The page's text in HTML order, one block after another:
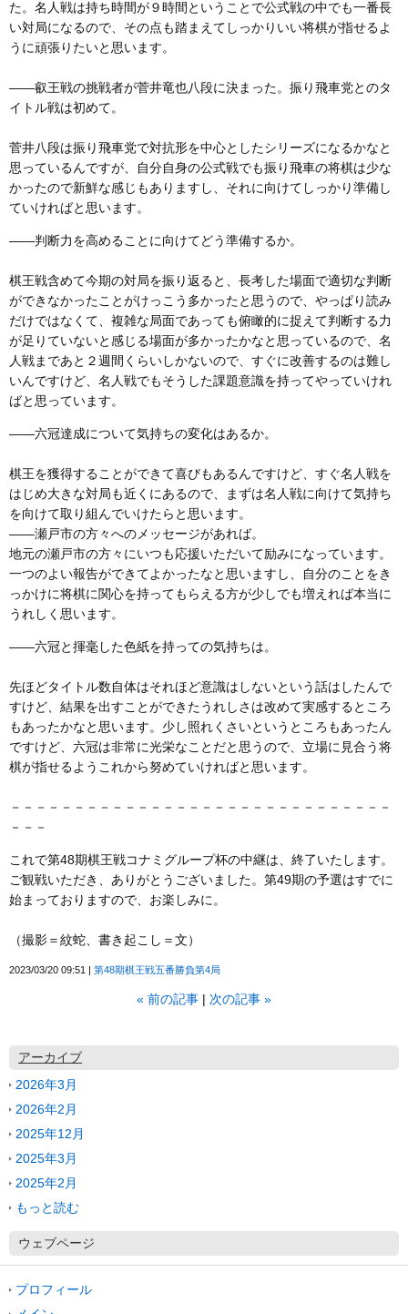
た。名人戦は持ち時間が９時間ということで公式戦の中でも一番長
い対局になるので、その点も踏まえてしっかりいい将棋が指せるよ
うに頑張りたいと思います。
――叡王戦の挑戦者が菅井竜也八段に決まった。振り飛車党とのタ
イトル戦は初めて。
菅井八段は振り飛車党で対抗形を中心としたシリーズになるかなと
思っているんですが、自分自身の公式戦でも振り飛車の将棋は少な
かったので新鮮な感じもありますし、それに向けてしっかり準備し
ていければと思います。
――判断力を高めることに向けてどう準備するか。
棋王戦含めて今期の対局を振り返ると、長考した場面で適切な判断
ができなかったことがけっこう多かったと思うので、やっぱり読み
だけではなくて、複雑な局面であっても俯瞰的に捉えて判断する力
が足りていないと感じる場面が多かったかなと思っているので、名
人戦まであと２週間くらいしかないので、すぐに改善するのは難し
いんですけど、名人戦でもそうした課題意識を持ってやっていけれ
ばと思っています。
――六冠達成について気持ちの変化はあるか。
棋王を獲得することができて喜びもあるんですけど、すぐ名人戦を
はじめ大きな対局も近くにあるので、まずは名人戦に向けて気持ち
を向けて取り組んでいけたらと思います。
――瀬戸市の方々へのメッセージがあれば。
地元の瀬戸市の方々にいつも応援いただいて励みになっています。
一つのよい報告ができてよかったなと思いますし、自分のことをき
っかけに将棋に関心を持ってもらえる方が少しでも増えれば本当に
うれしく思います。
――六冠と揮毫した色紙を持っての気持ちは。
先ほどタイトル数自体はそれほど意識はしないという話はしたんで
すけど、結果を出すことができたうれしさは改めて実感するところ
もあったかなと思います。少し照れくさいというところもあったん
ですけど、六冠は非常に光栄なことだと思うので、立場に見合う将
棋が指せるようこれから努めていければと思います。
－－－－－－－－－－－－－－－－－－－－－－－－－－－－－－
－－－
これで第48期棋王戦コナミグループ杯の中継は、終了いたします。
ご観戦いただき、ありがとうございました。第49期の予選はすでに
始まっておりますので、お楽しみに。
（撮影＝紋蛇、書き起こし＝文）
2023/03/20 09:51 第48期棋王戦五番勝負第4局
« 前の記事 次の記事 »
アーカイブ
2026年3月
2026年2月
2025年12月
2025年3月
2025年2月
もっと読む
ウェブページ
プロフィール